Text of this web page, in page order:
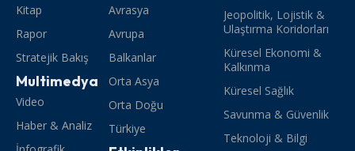
Kitap
Rapor
Stratejik Bakış
Multimedya
Video
Haber & Analiz
Avrasya
Avrupa
Balkanlar
Orta Asya
Orta Doğu
Türkiye
Jeopolitik, Lojistik &
Ulaştırma Koridorları
Küresel Ekonomi &
Kalkınma
Küresel Sağlık
Savunma & Güvenlik
Teknoloji & Bilgi